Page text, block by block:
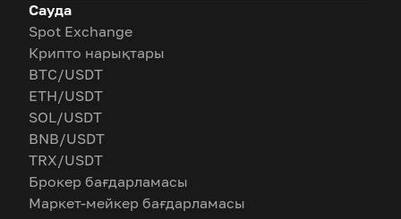
Сауда
Spot Exchange
Крипто нарықтары
BTC/USDT
ETH/USDT
SOL/USDT
BNB/USDT
TRX/USDT
Брокер бағдарламасы
Маркет-мейкер бағдарламасы